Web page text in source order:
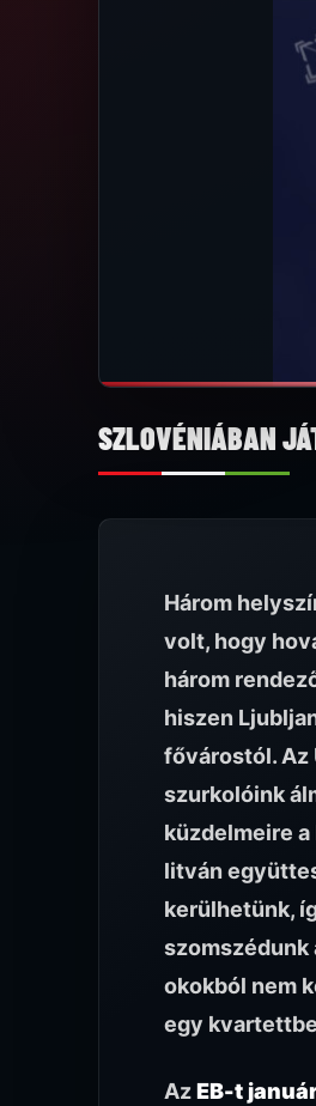
SZLOVÉNIÁBAN
Három
volt, hogy
három
hiszen
fővárostól. Az
szurkolóink
küzdelmeire a
litván
kerülhetünk,
szomszédunk
okokból nem
egy
AzEB-t